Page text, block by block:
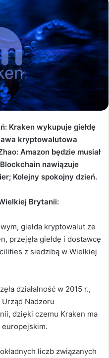
Kraken wykupuje giełdę
kryptowalutowa
Amazon będzie musiał
nawiązuje
; Kolejny spokojny dzień.
Brytanii:
giełda kryptowalut ze
przejęła giełdę i dostawcę
z siedzibą w Wielkiej
działalność w 2015 r.,
Nadzoru
dzięki czemu Kraken ma
europejskim.
liczb związanych